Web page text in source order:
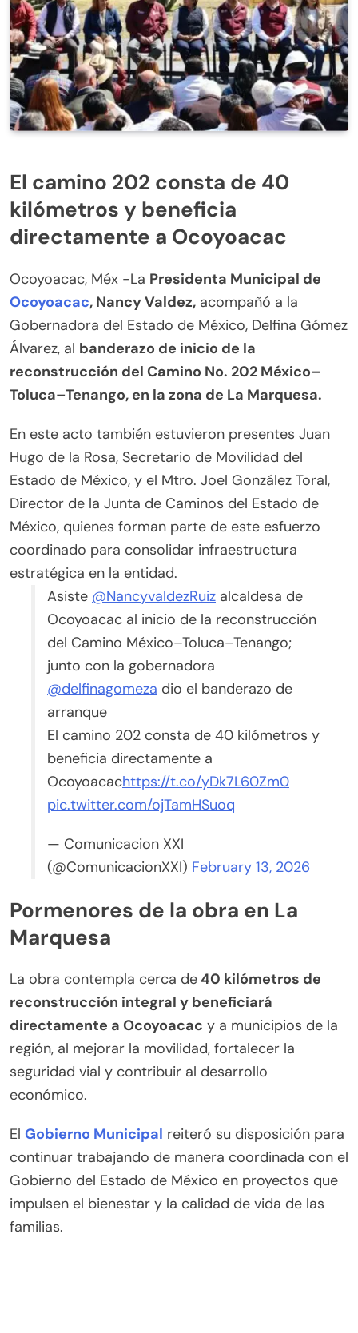
El camino 202 consta de 40
kilómetros y beneficia
directamente a Ocoyoacac
Ocoyoacac, Méx -La Presidenta Municipal de
Ocoyoacac, Nancy Valdez, acompañó a la
Gobernadora del Estado de México, Delfina Gómez
Álvarez, al banderazo de inicio de la
reconstrucción del Camino No. 202 México–
Toluca–Tenango, en la zona de La Marquesa.
En este acto también estuvieron presentes Juan
Hugo de la Rosa, Secretario de Movilidad del
Estado de México, y el Mtro. Joel González Toral,
Director de la Junta de Caminos del Estado de
México, quienes forman parte de este esfuerzo
coordinado para consolidar infraestructura
estratégica en la entidad.
Asiste @NancyvaldezRuiz alcaldesa de
Ocoyoacac al inicio de la reconstrucción
del Camino México–Toluca–Tenango;
junto con la gobernadora
@delfinagomeza dio el banderazo de
arranque
El camino 202 consta de 40 kilómetros y
beneficia directamente a
Ocoyoacachttps://t.co/yDk7L60Zm0
pic.twitter.com/ojTamHSuoq
— Comunicacion XXI
(@ComunicacionXXI) February 13, 2026
Pormenores de la obra en La
Marquesa
La obra contempla cerca de40 kilómetros de
reconstrucción integral y beneficiará
directamente a Ocoyoacac y a municipios de la
región, al mejorar la movilidad, fortalecer la
seguridad vial y contribuir al desarrollo
económico.
El Gobierno Municipal reiteró su disposición para
continuar trabajando de manera coordinada con el
Gobierno del Estado de México en proyectos que
impulsen el bienestar y la calidad de vida de las
familias.